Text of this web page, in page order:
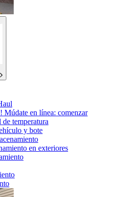
Múdate en línea: comenzar
temperatura
y bote
en exteriores